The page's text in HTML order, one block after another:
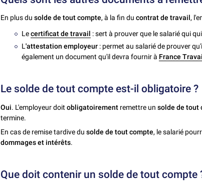
En plus dusolde de tout compte, à la fin ducontrat de travail,
Lecertificat de travail : sert à prouver que le salarié qui
L'attestation employeur : permet au salarié de prouver
également un document qu'il devra fournir à France
Le solde de tout compte est-il obligatoire ?
Oui. L'employeur doit obligatoirement remettre unsolde de tout
termine.
En cas de remise tardive du solde de tout compte, le salarié
dommages et intérêts.
Que doit contenir un solde de tout compte